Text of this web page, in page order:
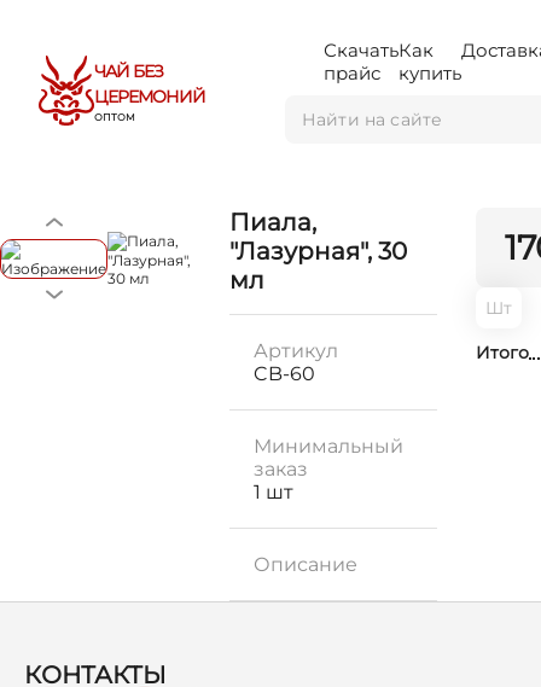
ЧАЙ БЕЗ
ЦЕРЕМОНИЙ
ОПТОМ
Скачать
прайс
Как
купить
Пиала,
"Лазурная", 30
мл
Артикул
CB-60
Минимальный
заказ
1 шт
Описание
Шт
Итого
КОНТАКТЫ